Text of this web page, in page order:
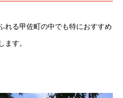
れる甲佐町の中でも特におすすめ
ます。